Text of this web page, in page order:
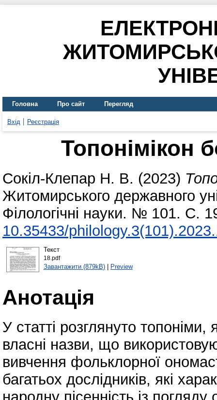
Головна Про сайт Перегляд
Вхід Реєстрація
Топонімікон
Сокіл-Клепар Н. В. (2023)
Житомирського державного
Філологічні науки. № 101. С.
10.35433/
Текст
18.pdf
Завантажити (879kB)| Preview
Анотація
У статті розглянуто
власні назви, що
вивчення фольклорної
багатьох дослідників, які